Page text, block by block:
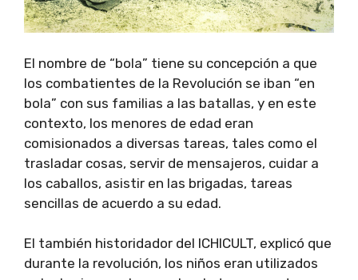
El nombre de “bola” tiene su concepción a que
los combatientes de la Revolución se iban “en
bola” con sus familias a las batallas, y en este
contexto, los menores de edad eran
comisionados a diversas tareas, tales como el
trasladar cosas, servir de mensajeros, cuidar a
los caballos, asistir en las brigadas, tareas
sencillas de acuerdo a su edad.
El también historidador del ICHICULT, explicó que
durante la revolución, los niños eran utilizados